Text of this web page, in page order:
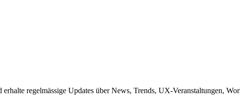
regelmässige Updates über News, Trends, UX-Veranstaltungen,